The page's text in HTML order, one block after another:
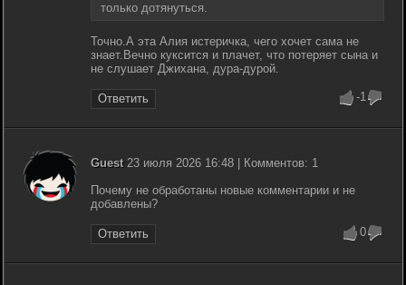
только дотянуться.
Точно.А эта Алия истеричка, чего хочет сама не
знает.Вечно куксится и плачет, что потеряет сына и
не слушает Джихана, дура-дурой.
Ответить -1
Guest23 июля 2026 16:48 | Комментов: 1
Почему не обработаны новые комментарии и не
добавлены?
Ответить 0